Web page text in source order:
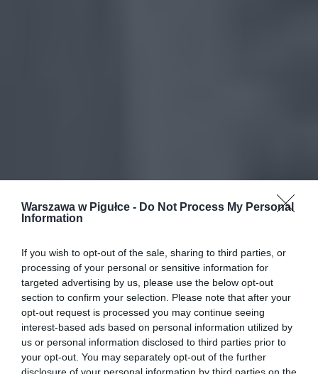
Warszawa w Pigułce - Do Not Process My Personal
Information
If you wish to opt-out of the sale, sharing to third parties, or
processing of your personal or sensitive information for
targeted advertising by us, please use the below opt-out
section to confirm your selection. Please note that after your
opt-out request is processed you may continue seeing
interest-based ads based on personal information utilized by
us or personal information disclosed to third parties prior to
your opt-out. You may separately opt-out of the further